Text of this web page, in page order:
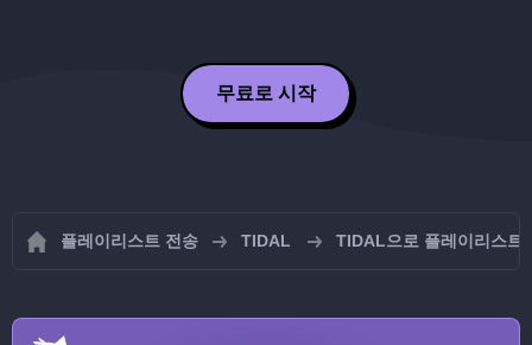
무료로 시작
플레이리스트 전송 TIDAL TIDAL으로 플레이리스트